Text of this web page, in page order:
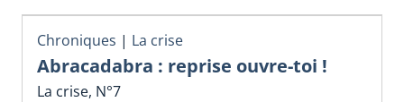
Chroniques | La crise
Abracadabra : reprise ouvre-toi !
La crise, N°7